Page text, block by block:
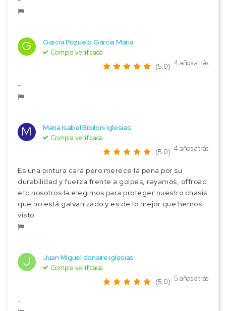
G Garcia Pozuelo Garcia Maria
Compra verificada
(5.0) 4 años atrás
-
M Maria Isabel Bibiloni Iglesias
Compra verificada
(5.0) 4 años atrás
Es una pintura cara pero merece la pena por su
durabilidad y fuerza frente a golpes, rayamos, offroad
etc nosotros la elegimos para proteger nuestro chasis
que no está galvanizado y es de lo mejor que hemos
visto
J Juan Miguel donaire iglesias
Compra verificada
(5.0) 5 años atrás
-